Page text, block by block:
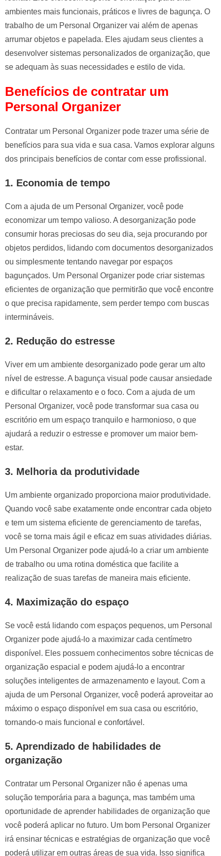
ambientes mais funcionais, práticos e livres de bagunça. O
trabalho de um Personal Organizer vai além de apenas
arrumar objetos e papelada. Eles ajudam seus clientes a
desenvolver sistemas personalizados de organização, que
se adequam às suas necessidades e estilo de vida.
Benefícios de contratar um
Personal Organizer
Contratar um Personal Organizer pode trazer uma série de
benefícios para sua vida e sua casa. Vamos explorar alguns
dos principais benefícios de contar com esse profissional.
1. Economia de tempo
Com a ajuda de um Personal Organizer, você pode
economizar um tempo valioso. A desorganização pode
consumir horas preciosas do seu dia, seja procurando por
objetos perdidos, lidando com documentos desorganizados
ou simplesmente tentando navegar por espaços
bagunçados. Um Personal Organizer pode criar sistemas
eficientes de organização que permitirão que você encontre
o que precisa rapidamente, sem perder tempo com buscas
intermináveis.
2. Redução do estresse
Viver em um ambiente desorganizado pode gerar um alto
nível de estresse. A bagunça visual pode causar ansiedade
e dificultar o relaxamento e o foco. Com a ajuda de um
Personal Organizer, você pode transformar sua casa ou
escritório em um espaço tranquilo e harmonioso, o que
ajudará a reduzir o estresse e promover um maior bem-
estar.
3. Melhoria da produtividade
Um ambiente organizado proporciona maior produtividade.
Quando você sabe exatamente onde encontrar cada objeto
e tem um sistema eficiente de gerenciamento de tarefas,
você se torna mais ágil e eficaz em suas atividades diárias.
Um Personal Organizer pode ajudá-lo a criar um ambiente
de trabalho ou uma rotina doméstica que facilite a
realização de suas tarefas de maneira mais eficiente.
4. Maximização do espaço
Se você está lidando com espaços pequenos, um Personal
Organizer pode ajudá-lo a maximizar cada centímetro
disponível. Eles possuem conhecimentos sobre técnicas de
organização espacial e podem ajudá-lo a encontrar
soluções inteligentes de armazenamento e layout. Com a
ajuda de um Personal Organizer, você poderá aproveitar ao
máximo o espaço disponível em sua casa ou escritório,
tornando-o mais funcional e confortável.
5. Aprendizado de habilidades de
organização
Contratar um Personal Organizer não é apenas uma
solução temporária para a bagunça, mas também uma
oportunidade de aprender habilidades de organização que
você poderá aplicar no futuro. Um bom Personal Organizer
irá ensinar técnicas e estratégias de organização que você
poderá utilizar em outras áreas de sua vida. Isso significa